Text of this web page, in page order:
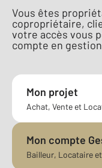
Vous êtes
copropriétaire,
votre accès vous
compte en
Mon projet
Achat, Vente et
Mon compte
Bailleur, Locataire